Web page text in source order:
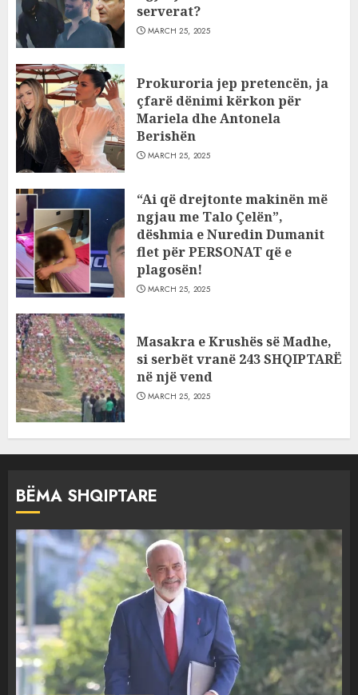
serverat?
MARCH 25, 2025
Prokuroria jep pretencën, ja
çfarë dënimi kërkon për
Mariela dhe Antonela
Berishën
MARCH 25, 2025
“Ai që drejtonte makinën më
ngjau me Talo Çelën”,
dëshmia e Nuredin Dumanit
flet për PERSONAT që e
plagosën!
MARCH 25, 2025
Masakra e Krushës së Madhe,
si serbët vranë 243 SHQIPTARË
në një vend
MARCH 25, 2025
BËMA SHQIPTARE